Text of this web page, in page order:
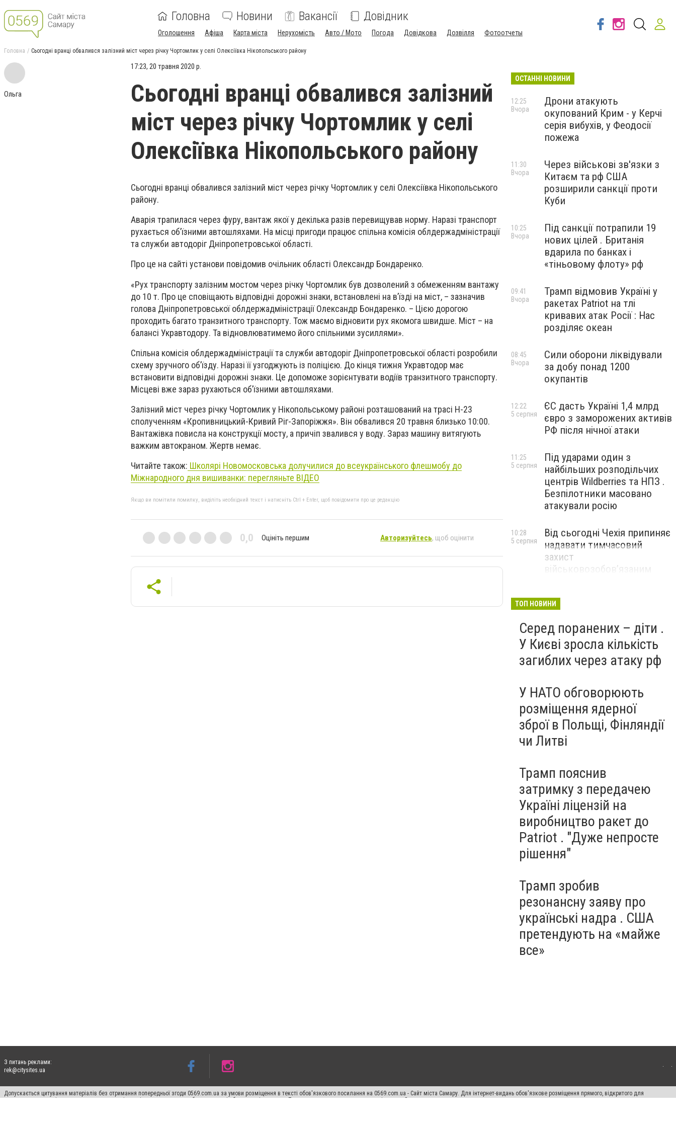
Головна Новини Вакансії Довідник
Оголошення Афіша Карта міста Нерухомість Авто / Мото Погода Довідкова Дозвілля Фотоотчеты
Головна Сьогодні вранці обвалився залізний міст через річку Чортомлик у селі Олексіївка Нікопольського району
Ольга
17:23, 20 травня 2020 р.
Сьогодні вранці обвалився залізний
міст через річку Чортомлик у селі
Олексіївка Нікопольського району
Сьогодні вранці обвалився залізний міст через річку Чортомлик у селі Олексіївка Нікопольського
району.
Аварія трапилася через фуру, вантаж якої у декілька разів перевищував норму. Наразі транспорт
рухається об’їзними автошляхами. На місці пригоди працює спільна комісія облдержадміністрації
та служби автодоріг Дніпропетровської області.
Про це на сайті установи повідомив очільник області Олександр Бондаренко.
«Рух транспорту залізним мостом через річку Чортомлик був дозволений з обмеженням вантажу
до 10 т. Про це сповіщають відповідні дорожні знаки, встановлені на в’їзді на міст, – зазначив
голова Дніпропетровської облдержадміністрації Олександр Бондаренко. – Цією дорогою
проходить багато транзитного транспорту. Тож маємо відновити рух якомога швидше. Міст – на
балансі Укравтодору. Та відновлюватимемо його спільними зусиллями».
Спільна комісія облдержадміністрації та служби автодоріг Дніпропетровської області розробили
схему зручного об’їзду. Наразі її узгоджують із поліцією. До кінця тижня Укравтодор має
встановити відповідні дорожні знаки. Це допоможе зорієнтувати водіїв транзитного транспорту.
Місцеві вже зараз рухаються об’їзними автошляхами.
Залізний міст через річку Чортомлик у Нікопольському районі розташований на трасі Н-23
сполученням «Кропивницький-Кривий Ріг-Запоріжжя». Він обвалився 20 травня близько 10:00.
Вантажівка повисла на конструкції мосту, а причіп звалився у воду. Зараз машину витягують
важким автокраном. Жертв немає.
Читайте також: Школярі Новомосковська долучилися до всеукраїнського флешмобу до
Міжнародного дня вишиванки: перегляньте ВІДЕО
Якщо ви помітили помилку, виділіть необхідний текст і натисніть Ctrl + Enter, щоб повідомити про це редакцію
0,0 Оцініть першим Авторизуйтесь, щоб оцінити
ОСТАННІ НОВИНИ
Дрони атакують
окупований Крим - у Керчі
серія вибухів, у Феодосії
пожежа
12:25
Вчора
Через військові зв'язки з
Китаєм та рф США
розширили санкції проти
Куби
11:30
Вчора
Під санкції потрапили 19
нових цілей . Британія
вдарила по банках і
«тіньовому флоту» рф
10:25
Вчора
Трамп відмовив Україні у
ракетах Patriot на тлі
кривавих атак Росії : Нас
розділяє океан
09:41
Вчора
Сили оборони ліквідували
за добу понад 1200
окупантів
08:45
Вчора
ЄС дасть Україні 1,4 млрд
євро з заморожених активів
РФ після нічної атаки
12:22
5 серпня
Під ударами один з
найбільших розподільчих
центрів Wildberries та НПЗ .
Безпілотники масовано
атакували росію
11:25
5 серпня
Від сьогодні Чехія припиняє
надавати тимчасовий
захист
військовозобов’язаним
10:28
5 серпня
ТОП НОВИНИ
Серед поранених – діти .
У Києві зросла кількість
загиблих через атаку рф
У НАТО обговорюють
розміщення ядерної
зброї в Польщі, Фінляндії
чи Литві
Трамп пояснив
затримку з передачею
Україні ліцензій на
виробництво ракет до
Patriot . "Дуже непросте
рішення"
Трамп зробив
резонансну заяву про
українські надра . США
претендують на «майже
все»
З питань реклами:
rek@citysites.ua
Допускається цитування матеріалів без отримання попередньої згоди 0569.com.ua за умови розміщення в тексті обов'язкового посилання на 0569.com.ua - Сайт міста Самару. Для інтернет-видань обов'язкове розміщення прямого, відкритого для
пошукових систем гіперпосилання на цитовані статті не нижче другого абзацу в тексті або в якості джерела. Порушення виняткових прав переслідується Законом.